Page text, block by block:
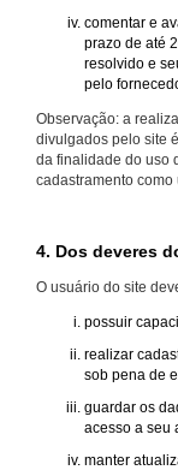
comentar e
prazo de até
resolvido e
pelo
Observação: a
divulgados pelo site
da finalidade do uso
cadastramento como
4. Dos deveres
O usuário do site
possuir
realizar
sob pena de
guardar os
acesso a seu
manter